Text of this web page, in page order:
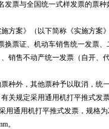
票与全国统一式样发票的票种
案》（以下简称《实施方案
票证、机动车销售统一发票
销售不动产统一发票（自开、
外，其他票种予以取消，统一
规定采用通用机打平推式发票
用机打平推式发票，规格为
。